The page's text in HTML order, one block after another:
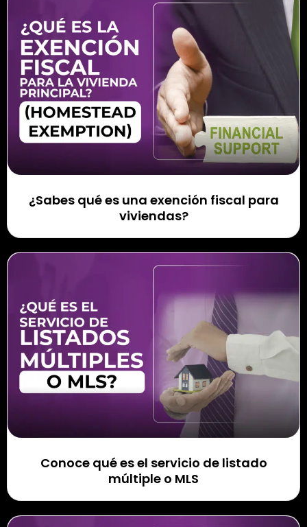
¿Sabes qué es una exención fiscal para
viviendas?
Conoce qué es el servicio de listado
múltiple o MLS